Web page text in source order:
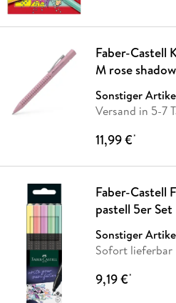
Faber-Castell
M rose
Sonstiger
Versand in 5-7
11,99 €*
Faber-Castell
pastell 5er Set
Sonstiger
Sofort lieferbar
9,19 €*